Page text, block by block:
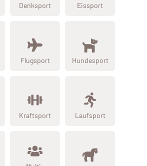
Denksport Eissport
Flugsport Hundesport
Kraftsport Laufsport